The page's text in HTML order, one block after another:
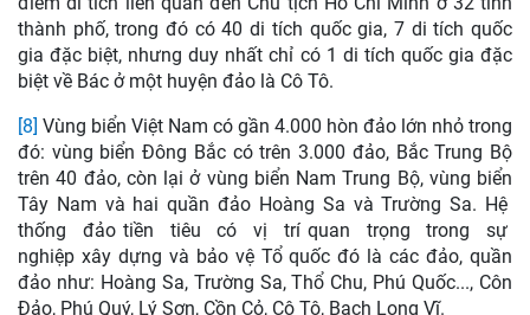
thành phố, trong đó có 40 di tích quốc gia, 7 di tích quốc
gia đặc biệt, nhưng duy nhất chỉ có 1 di tích quốc gia đặc
biệt về Bác ở một huyện đảo là Cô Tô.
[8] Vùng biển Việt Nam có gần 4.000 hòn đảo lớn nhỏ trong
đó: vùng biển Đông Bắc có trên 3.000 đảo, Bắc Trung Bộ
trên 40 đảo, còn lại ở vùng biển Nam Trung Bộ, vùng biển
Tây Nam và hai quần đảo Hoàng Sa và Trường Sa. Hệ
thống đảo tiền tiêu có vị trí quan trọng trong sự
nghiệp xây dựng và bảo vệ Tổ quốc đó là các đảo, quần
đảo như: Hoàng Sa, Trường Sa, Thổ Chu, Phú Quốc..., Côn
Đảo, Phú Quý, Lý Sơn, Cồn Cỏ, Cô Tô, Bạch Long Vĩ.